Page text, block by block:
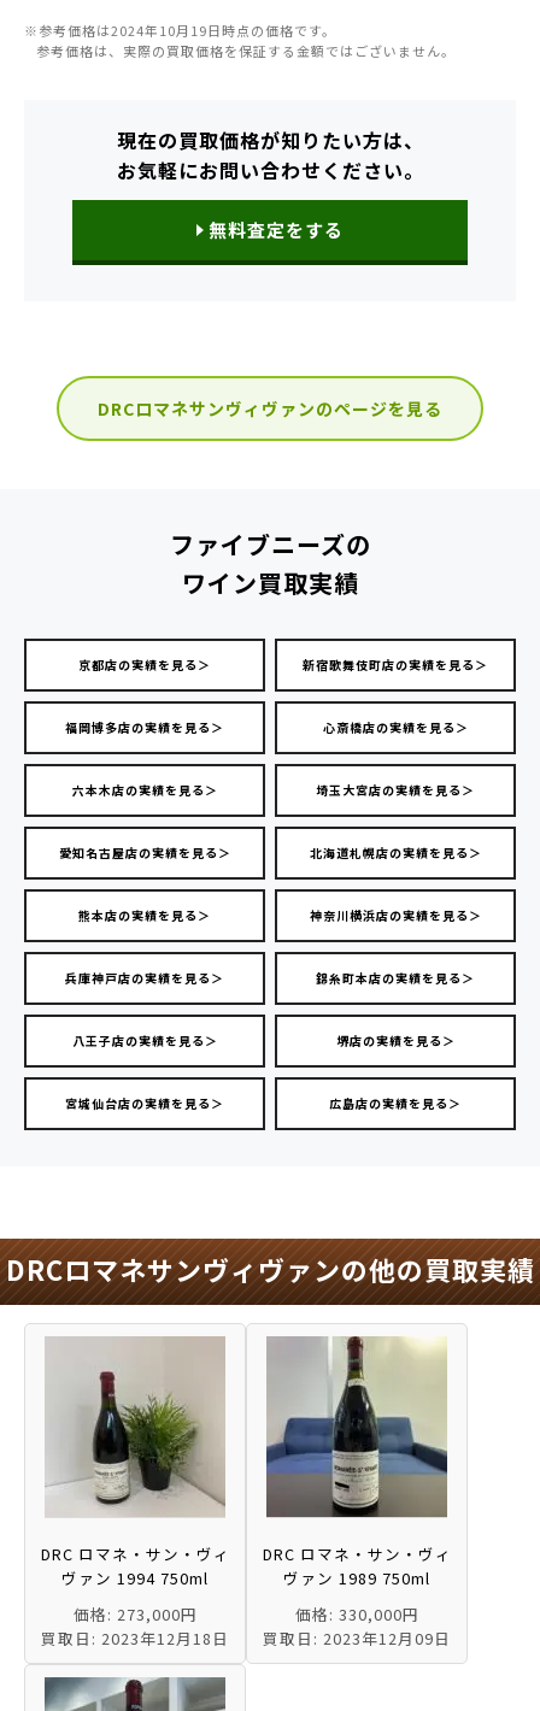
※参考価格は2024年10月19日時点の価格です。
参考価格は、実際の買取価格を保証する金額ではございません。
現在の買取価格が知りたい方は、
お気軽にお問い合わせください。
無料査定をする
DRCロマネサンヴィヴァンのページを見る
ファイブニーズの
ワイン買取実績
京都店の実績を見る＞ 新宿歌舞伎町店の実績を見る＞
福岡博多店の実績を見る＞ 心斎橋店の実績を見る＞
六本木店の実績を見る＞ 埼玉大宮店の実績を見る＞
愛知名古屋店の実績を見る＞ 北海道札幌店の実績を見る＞
熊本店の実績を見る＞ 神奈川横浜店の実績を見る＞
兵庫神戸店の実績を見る＞ 錦糸町本店の実績を見る＞
八王子店の実績を見る＞ 堺店の実績を見る＞
宮城仙台店の実績を見る＞ 広島店の実績を見る＞
DRCロマネサンヴィヴァンの他の買取実績
DRC ロマネ・サン・ヴィ
ヴァン 1994 750ml
価格: 273,000円
買取日: 2023年12月18日
DRC ロマネ・サン・ヴィ
ヴァン 1989 750ml
価格: 330,000円
買取日: 2023年12月09日